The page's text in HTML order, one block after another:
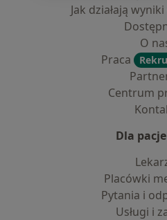
Jak działają
O
Praca
Centrum
Dla
Placówki
Pytania i
Usługi i